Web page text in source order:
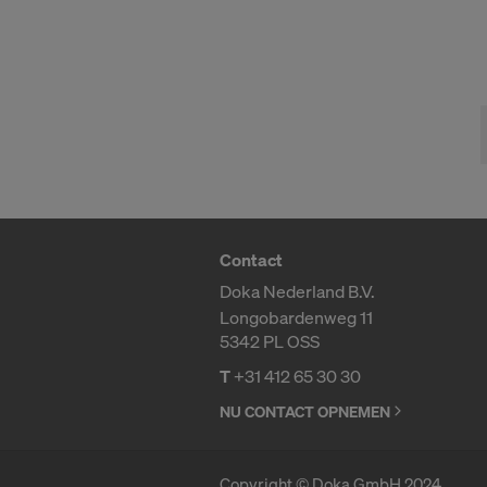
Contact
Doka Nederland B.V.
Longobardenweg 11
5342 PL OSS
T+31 412 65 30 30
NU CONTACT OPNEMEN
Voor u
en